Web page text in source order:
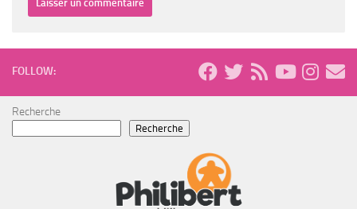
FOLLOW:
Recherche
Recherche